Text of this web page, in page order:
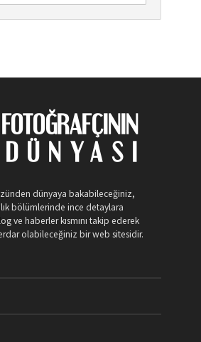
dünyaya bakabileceğiniz,
bölümlerinde ince detaylara
ve haberler kısmını takip ederek
olabileceğiniz bir web sitesidir.